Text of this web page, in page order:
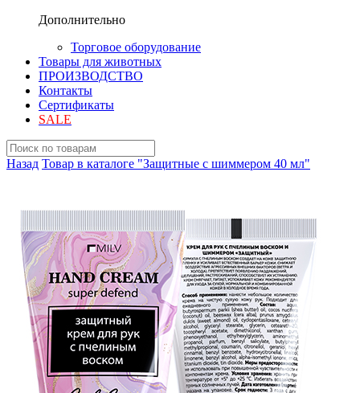
Дополнительно
Торговое оборудование
Товары для животных
ПРОИЗВОДСТВО
Контакты
Сертификаты
SALE
Назад Товар в каталоге "Защитные с шиммером 40 мл"